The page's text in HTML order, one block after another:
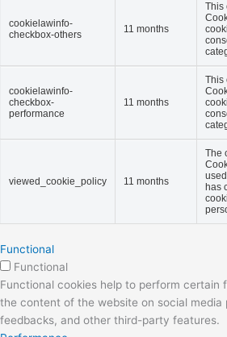
cookielawinfo-
checkbox-others
11 months
This
cookielawinfo-
checkbox-
performance
11 months
This
viewed_cookie_policy 11 months
The
has
Functional
Functional
Functional cookies help to perform certain
the content of the website on social media
feedbacks, and other third-party features.